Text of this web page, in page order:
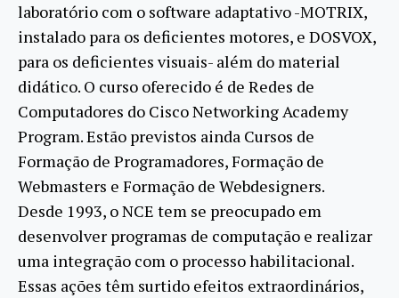
laboratório com o software adaptativo -MOTRIX,
instalado para os deficientes motores, e DOSVOX,
para os deficientes visuais- além do material
didático. O curso oferecido é de Redes de
Computadores do Cisco Networking Academy
Program. Estão previstos ainda Cursos de
Formação de Programadores, Formação de
Webmasters e Formação de Webdesigners.
Desde 1993, o NCE tem se preocupado em
desenvolver programas de computação e realizar
uma integração com o processo habilitacional.
Essas ações têm surtido efeitos extraordinários,